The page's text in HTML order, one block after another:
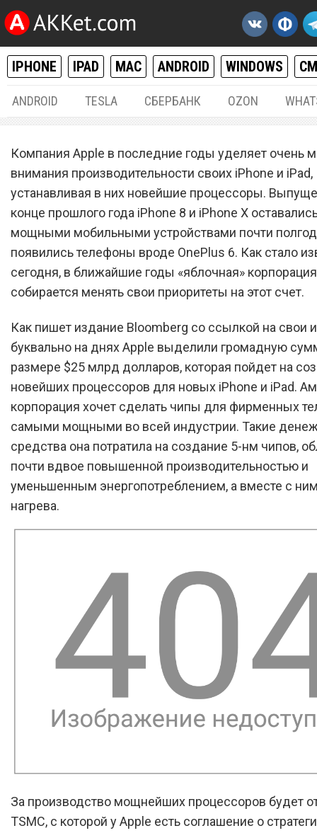
IPHONE IPAD MAC ANDROID WINDOWS
ANDROID TESLA СБЕРБАНК OZON
Новые iPhone и iPad
до ужаса мощными из-за
решения Apple
Компания Apple в последние годы уделяет очень
внимания производительности своих iPhone и iPad,
устанавливая в них новейшие процессоры.
конце прошлого года iPhone 8 и iPhone X
мощными мобильными устройствами почти
появились телефоны вроде OnePlus 6. Как стало
сегодня, в ближайшие годы «яблочная»
собирается менять свои приоритеты на этот счет.
Как пишет издание Bloomberg со ссылкой на свои
буквально на днях Apple выделили громадную
размере $25 млрд долларов, которая пойдет на
новейших процессоров для новых iPhone и iPad.
корпорация хочет сделать чипы для фирменных
самыми мощными во всей индустрии. Такие
средства она потратила на создание 5-нм чипов,
почти вдвое повышенной производительностью и
уменьшенным энергопотреблением, а вместе с
нагрева.
За производство мощнейших процессоров будет
TSMC, с которой у Apple есть соглашение о